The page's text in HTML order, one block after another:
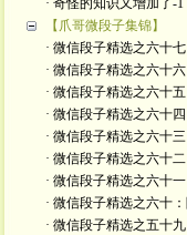
· 奇怪的知识又增加了-1
【爪哥微段子集锦】
· 微信段子精选之六十
· 微信段子精选之六十
· 微信段子精选之六十
· 微信段子精选之六十
· 微信段子精选之六十
· 微信段子精选之六十
· 微信段子精选之六十
· 微信段子精选之六十
· 微信段子精选之五十